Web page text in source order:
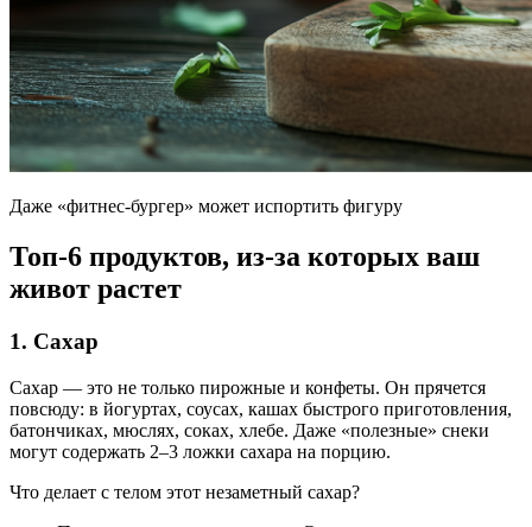
Даже «фитнес-бургер» может испортить фигуру
Топ-6 продуктов, из-за которых ваш
живот растет
1. Сахар
Сахар — это не только пирожные и конфеты. Он прячется
повсюду: в йогуртах, соусах, кашах быстрого приготовления,
батончиках, мюслях, соках, хлебе. Даже «полезные» снеки
могут содержать 2–3 ложки сахара на порцию.
Что делает с телом этот незаметный сахар?